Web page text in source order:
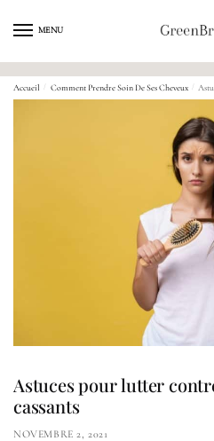
MENU
Accueil Comment Prendre Soin De Ses Cheveux
Astuces pour lutter
cassants
NOVEMBRE 2, 2021